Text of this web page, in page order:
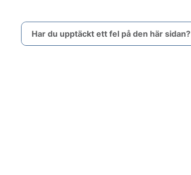
Har du upptäckt ett fel på den här sidan?